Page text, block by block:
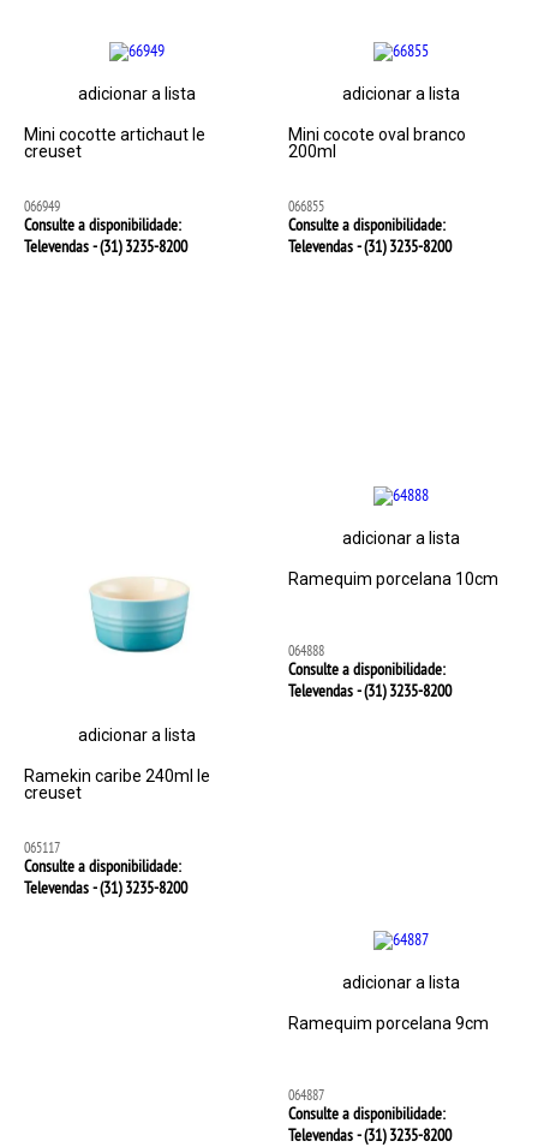
adicionar a lista
Mini cocotte artichaut le
creuset
066949
Consulte a disponibilidade:
Televendas - (31)3235-8200
adicionar a lista
Mini cocote oval branco
200ml
066855
Consulte a disponibilidade:
Televendas - (31)3235-8200
adicionar a lista
Ramekin caribe 240ml le
creuset
065117
Consulte a disponibilidade:
Televendas - (31)3235-8200
adicionar a lista
Ramequim porcelana 10cm
064888
Consulte a disponibilidade:
Televendas - (31)3235-8200
adicionar a lista
Ramequim porcelana 9cm
064887
Consulte a disponibilidade:
Televendas - (31)3235-8200